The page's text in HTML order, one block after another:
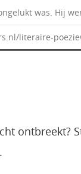
was. Hij
literaire-
ontbreekt?